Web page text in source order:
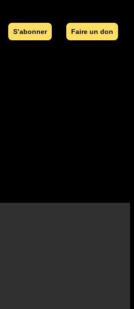
S’abonner Faire un don